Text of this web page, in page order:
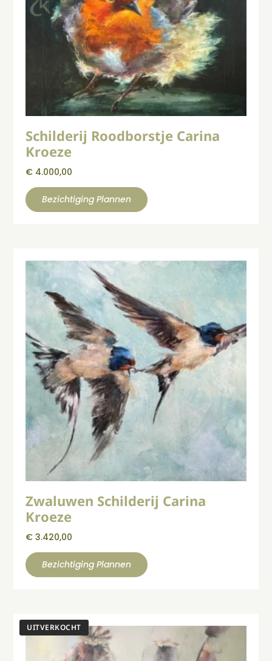
Schilderij Roodborstje Carina
Kroeze
€ 4.000,00
Bezichtiging Plannen
Zwaluwen Schilderij Carina
Kroeze
€ 3.420,00
Bezichtiging Plannen